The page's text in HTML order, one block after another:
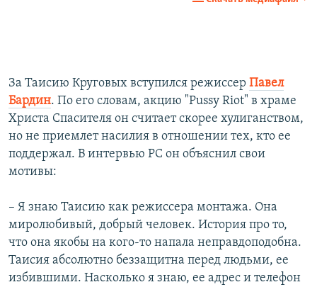
За Таисию Круговых вступился режиссер Павел
Бардин. По его словам, акцию "Pussy Riot" в храме
Христа Спасителя он считает скорее хулиганством,
но не приемлет насилия в отношении тех, кто ее
поддержал. В интервью РС он объяснил свои
мотивы:
– Я знаю Таисию как режиссера монтажа. Она
миролюбивый, добрый человек. История про то,
что она якобы на кого-то напала неправдоподобна.
Таисия абсолютно беззащитна перед людьми, ее
избившими. Насколько я знаю, ее адрес и телефон